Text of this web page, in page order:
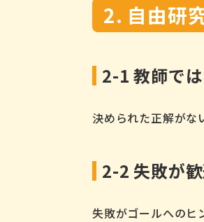
2. 自由研
2-1 教師で
決められた正解がな
2-2 失敗が
失敗がゴールへのヒ